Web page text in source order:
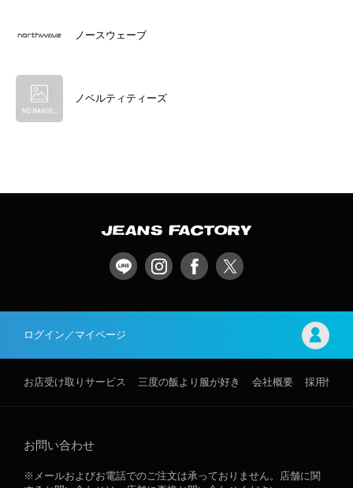
ノースウェーブ
ノベルティティーズ
ログイン／マイページ
お店受け取りサービス 三度の飯より服が好き 会社概要 採用情報
お問い合わせ
※メールおよびお電話でのご注文は承っておりません。店舗に関